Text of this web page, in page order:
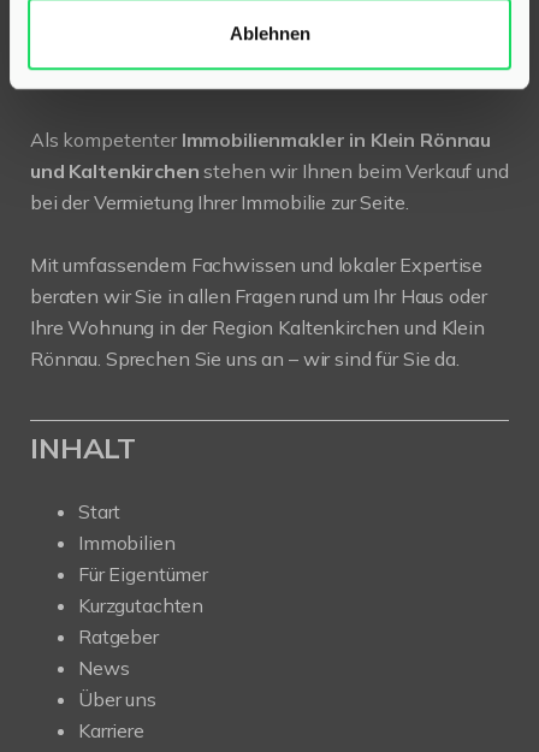
Ablehnen
PROFIL
Als kompetenter Immobilienmakler in Klein Rönnau
und Kaltenkirchenstehen wir Ihnen beim Verkauf und
bei der Vermietung Ihrer Immobilie zur Seite.
Mit umfassendem Fachwissen und lokaler Expertise
beraten wir Sie in allen Fragen rund um Ihr Haus oder
Ihre Wohnung in der Region Kaltenkirchen und Klein
Rönnau. Sprechen Sie uns an – wir sind für Sie da.
INHALT
Start
Immobilien
Für Eigentümer
Kurzgutachten
Ratgeber
News
Über uns
Karriere